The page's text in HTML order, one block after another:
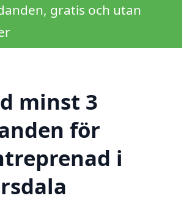
gratis och utan
minst 3
för
i